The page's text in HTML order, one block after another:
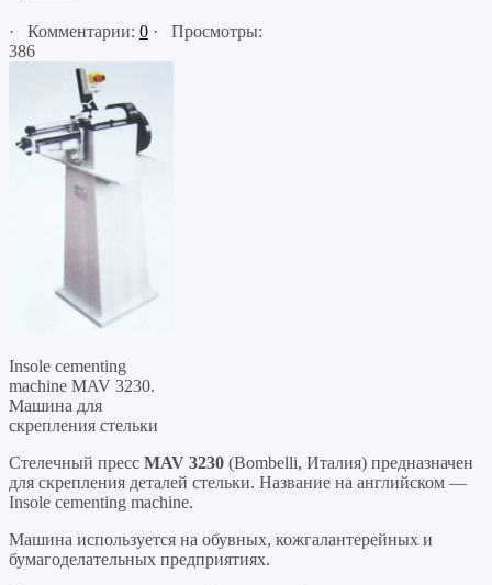
· Комментарии: 0 · Просмотры:
386
Insole cementing
machine MAV 3230.
Машина для
скрепления стельки
Стелечный пресс MAV 3230 (Bombelli, Италия) предназначен
для скрепления деталей стельки. Название на английском —
Insole cementing machine.
Машина используется на обувных, кожгалантерейных и
бумагоделательных предприятиях.